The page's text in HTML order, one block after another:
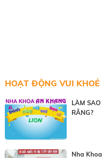
HOẠT ĐỘNG VUI KHOẺ
LÀM
RĂNG?
Nha